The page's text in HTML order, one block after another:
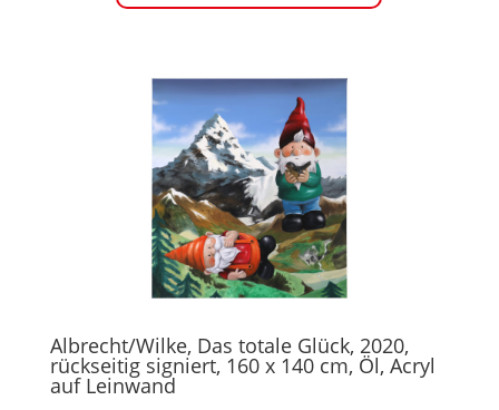
Albrecht/Wilke, Das totale Glück, 2020,
rückseitig signiert, 160 x 140 cm, Öl, Acryl
auf Leinwand